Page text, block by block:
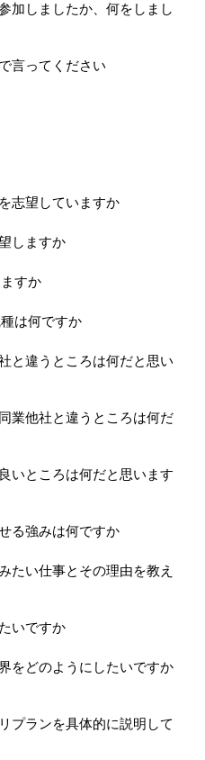
加しましたか、何をしまし
言ってください
志望していますか
しますか
すか
は何ですか
と違うところは何だと思い
業他社と違うところは何だ
いところは何だと思います
る強みは何ですか
たい仕事とその理由を教え
いですか
をどのようにしたいですか
プランを具体的に説明して